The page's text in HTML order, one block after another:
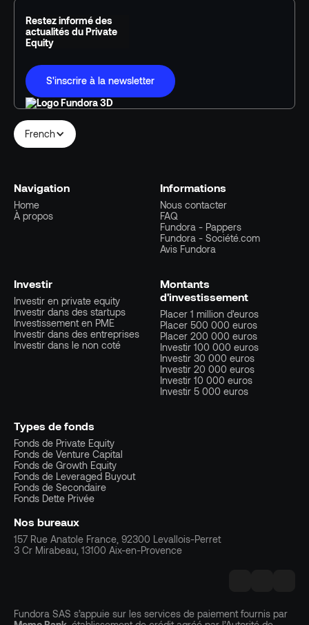
Restez informé des
actualités du Private
Equity
S'inscrire à la newsletter
French
Navigation
Home
À propos
Informations
Nous contacter
FAQ
Fundora - Pappers
Fundora - Société.com
Avis Fundora
Investir
Investir en private equity
Investir dans des startups
Investissement en PME
Investir dans des entreprises
Investir dans le non coté
Montants
d'investissement
Placer 1 million d'euros
Placer 500 000 euros
Placer 200 000 euros
Investir 100 000 euros
Investir 30 000 euros
Investir 20 000 euros
Investir 10 000 euros
Investir 5 000 euros
Types de fonds
Fonds de Private Equity
Fonds de Venture Capital
Fonds de Growth Equity
Fonds de Leveraged Buyout
Fonds de Secondaire
Fonds Dette Privée
Nos bureaux
157 Rue Anatole France, 92300 Levallois-Perret
3 Cr Mirabeau, 13100 Aix-en-Provence
Fundora SAS s’appuie sur les services de paiement fournis par